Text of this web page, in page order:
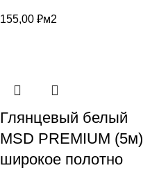
155,00 ₽м2
Глянцевый белый
MSD PREMIUM (5м)
широкое полотно